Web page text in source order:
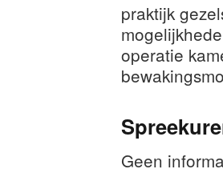
praktijk
operatie
Geen